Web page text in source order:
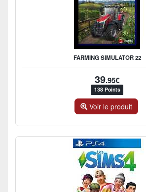
FARMING SIMULATOR 22
39.95€
138 Points
Voir le produit